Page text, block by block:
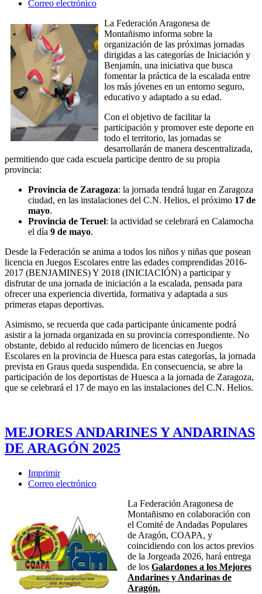
Correo electrónico
La Federación Aragonesa de
Montañismo informa sobre la
organización de las próximas jornadas
dirigidas a las categorías de Iniciación y
Benjamín, una iniciativa que busca
fomentar la práctica de la escalada entre
los más jóvenes en un entorno seguro,
educativo y adaptado a su edad.
Con el objetivo de facilitar la
participación y promover este deporte en
todo el territorio, las jornadas se
desarrollarán de manera descentralizada,
permitiendo que cada escuela participe dentro de su propia
provincia:
Provincia de Zaragoza: la jornada tendrá lugar en Zaragoza
ciudad, en las instalaciones del C.N. Helios, el próximo 17 de
mayo.
Provincia de Teruel: la actividad se celebrará en Calamocha
el día 9 de mayo.
Desde la Federación se anima a todos los niños y niñas que posean
licencia en Juegos Escolares entre las edades comprendidas 2016-
2017 (BENJAMINES) Y 2018 (INICIACIÓN) a participar y
disfrutar de una jornada de iniciación a la escalada, pensada para
ofrecer una experiencia divertida, formativa y adaptada a sus
primeras etapas deportivas.
Asimismo, se recuerda que cada participante únicamente podrá
asistir a la jornada organizada en su provincia correspondiente. No
obstante, debido al reducido número de licencias en Juegos
Escolares en la provincia de Huesca para estas categorías, la jornada
prevista en Graus queda suspendida. En consecuencia, se abre la
participación de los deportistas de Huesca a la jornada de Zaragoza,
que se celebrará el 17 de mayo en las instalaciones del C.N. Helios.
MEJORES ANDARINES Y ANDARINAS
DE ARAGÓN 2025
Imprimir
Correo electrónico
La Federación Aragonesa de
Montañismo en colaboración con
el Comité de Andadas Populares
de Aragón, COAPA, y
coincidiendo con los actos previos
de la Jorgeada 2026, hará entrega
de los Galardones a los Mejores
Andarines y Andarinas de
Aragón.